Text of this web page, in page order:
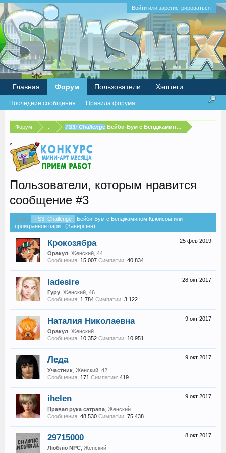
Войти или зарегистрироваться
Форум TS3: ChallengeБейби-Бум с Бенджамином Кьюисом или
Пользователи, которым нравится
сообщение #3
Тема: TS3: Challenge
Бейби-Бум с Бенджамином Кьюисом или
проигранное пари...(Завершён)
25 фев 2019
Крокозябра
Оракул, Женский, 44
Сообщения: 15.007 Симпатии: 40.834
28 окт 2017
ladesire
Гуру, Женский, 46
Сообщения: 1.784 Симпатии: 3.122
9 окт 2017
Наталия Николаевна
Оракул, Женский
Сообщения: 10.352 Симпатии: 10.951
9 окт 2017
Леда
Участник, Женский, 42
Сообщения: 171 Симпатии: 419
9 окт 2017
ihelen
Правая рука сатрапа, Женский
Сообщения: 48.530 Симпатии: 75.438
8 окт 2017
29715000
Люблю NPC, Женский
Главная Форум
Последние сообщения Правила форума ...
Пользователи Хэштеги